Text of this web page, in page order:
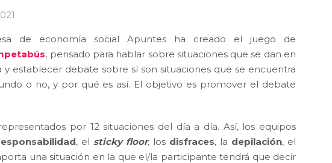
de economía social Apuntes ha creado el juego de
, pensado para hablar sobre situaciones que se dan en
y establecer debate sobre sí son situaciones que se encuentra
o no, y por qué es así. El objetivo es promover el debate
por 12 situaciones del día a día. Así, los equipos
, el sticky floor, los disfraces, la depilación, el
una situación en la que el/la participante tendrá que decir